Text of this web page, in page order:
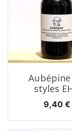
Aubépine
styles
Prix
9,40 €